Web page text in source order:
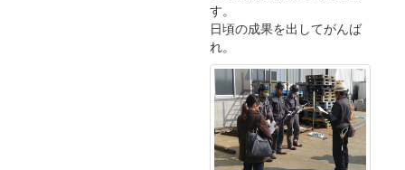
す。
日頃の成果を出してがんば
れ。